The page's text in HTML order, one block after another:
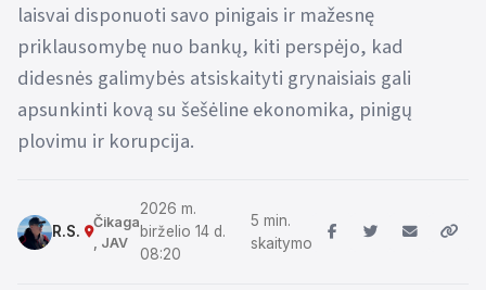
laisvai disponuoti savo pinigais ir mažesnę
priklausomybę nuo bankų, kiti perspėjo, kad
didesnės galimybės atsiskaityti grynaisiais gali
apsunkinti kovą su šešėline ekonomika, pinigų
plovimu ir korupcija.
R.S.
Čikaga
, JAV
2026 m.
birželio 14 d.
08:20
5 min.
skaitymo